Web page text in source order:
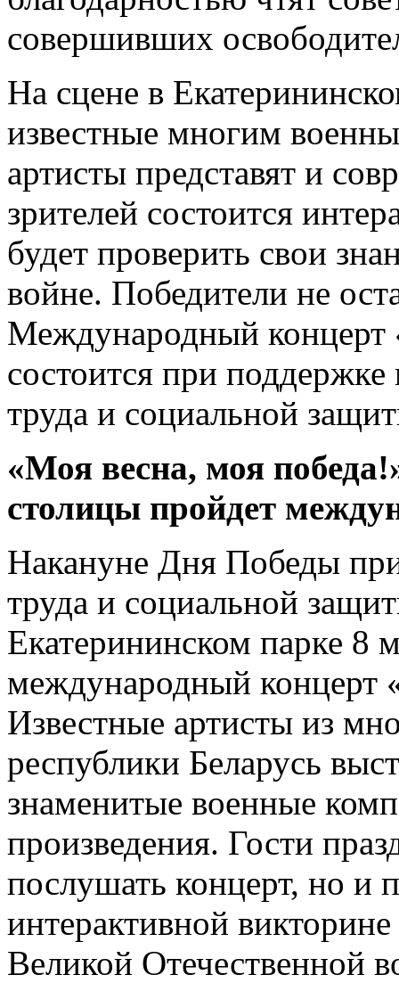
совершивших
На сцене в
известные многим
артисты представят и
зрителей состоится
будет проверить свои
войне. Победители не
Международный концерт
состоится при
труда и социальной
«Моя весна, моя
столицы пройдет
Накануне Дня Победы
труда и социальной
Екатерининском парке 8
международный концерт
Известные артисты из
республики Беларусь
знаменитые военные
произведения. Гости
послушать концерт, но и
интерактивной
Великой Отечественной